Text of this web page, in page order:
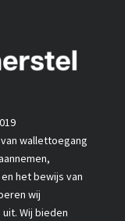
wallettoegang
het bewijs van
wij
Wij bieden